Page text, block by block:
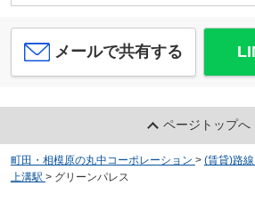
メールで共有する
ページトップへ
町田・相模原の丸中コーポレーション > (賃貸)路
上溝駅 > グリーンパレス